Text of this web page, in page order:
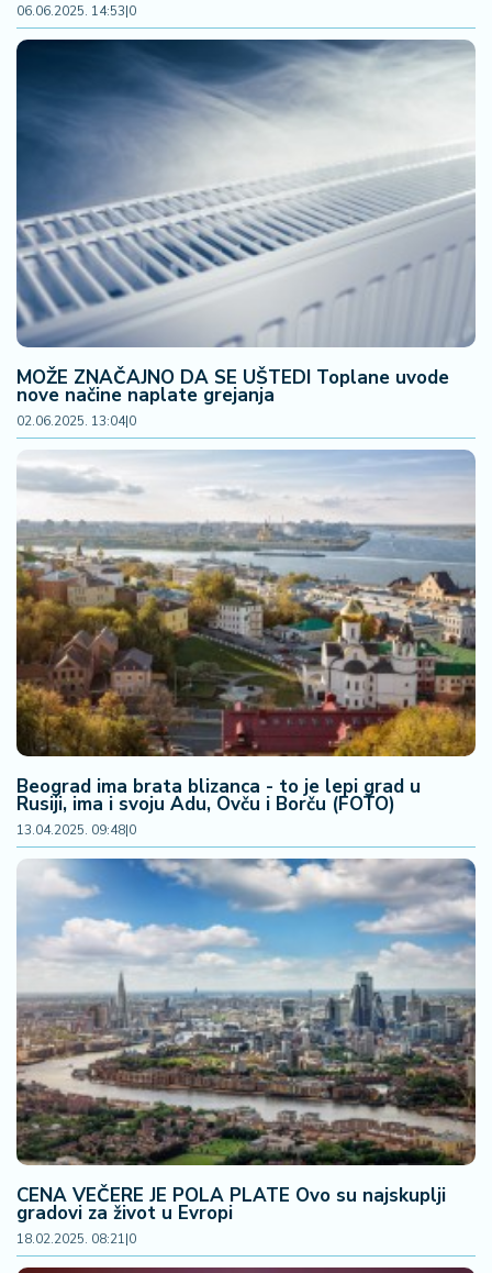
06.06.2025. 14:53|0
MOŽE ZNAČAJNO DA SE UŠTEDI Toplane uvode
nove načine naplate grejanja
02.06.2025. 13:04|0
Beograd ima brata blizanca - to je lepi grad u
Rusiji, ima i svoju Adu, Ovču i Borču (FOTO)
13.04.2025. 09:48|0
CENA VEČERE JE POLA PLATE Ovo su najskuplji
gradovi za život u Evropi
18.02.2025. 08:21|0